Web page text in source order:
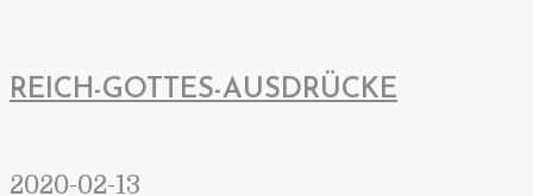
REICH-GOTTES-AUSDRÜCKE
2020-02-13